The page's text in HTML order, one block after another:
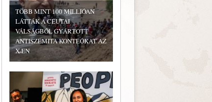
TÖBB MINT 100 MILLIÓAN
LÁTTÁK A CEUTAI
VÁLSÁGBÓL GYÁRTOTT
ANTISZEMITA KONTEÓKAT AZ
X-EN